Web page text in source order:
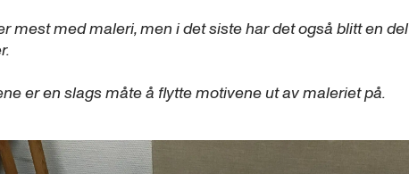
mest med maleri, men i det siste har det også blitt en del
er en slags måte å flytte motivene ut av maleriet på.